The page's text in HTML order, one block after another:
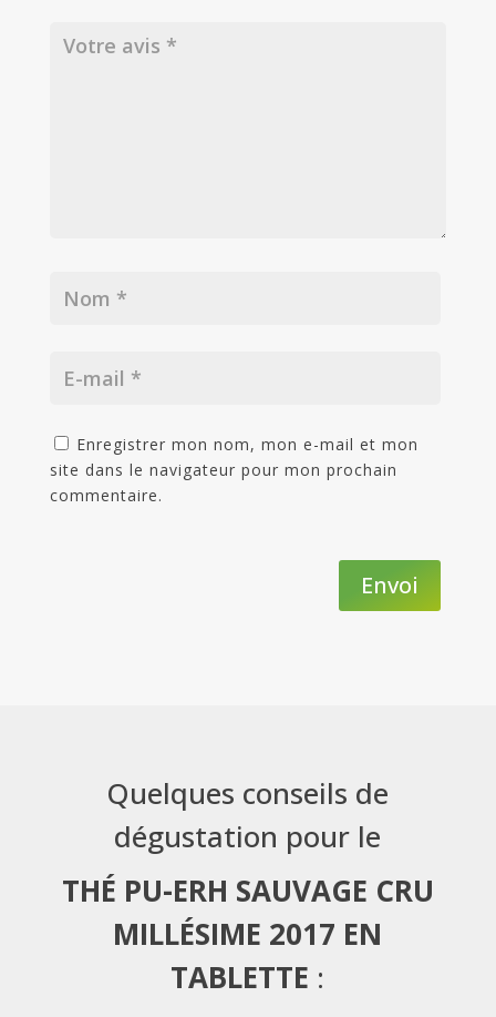
Enregistrer mon nom, mon e-mail et mon
site dans le navigateur pour mon prochain
commentaire.
Envoi
Quelques conseils de
dégustation pour le
THÉ PU-ERH SAUVAGE CRU
MILLÉSIME 2017 EN
TABLETTE :